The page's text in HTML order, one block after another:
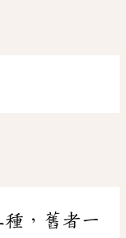
，舊者一